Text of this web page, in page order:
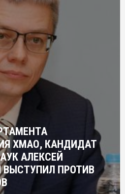
ХМАО, КАНДИДАТ
АЛЕКСЕЙ
ПРОТИВ